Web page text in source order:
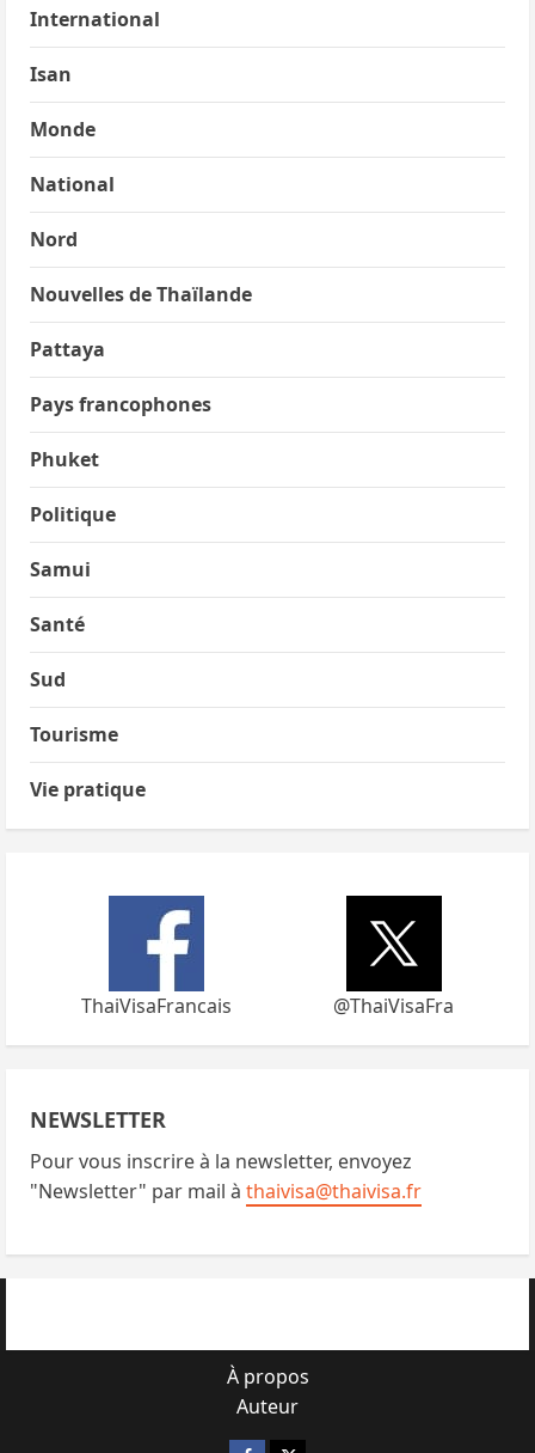
International
Isan
Monde
National
Nord
Nouvelles de Thaïlande
Pattaya
Pays francophones
Phuket
Politique
Samui
Santé
Sud
Tourisme
Vie pratique
ThaiVisaFrancais @ThaiVisaFra
NEWSLETTER
Pour vous inscrire à la newsletter, envoyez
"Newsletter" par mail à thaivisa@thaivisa.fr
À propos
Auteur